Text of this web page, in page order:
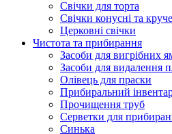
Свічки для торта
Свічки конусні та
Церковні свічки
Чистота та прибирання
Засоби для вигрібних
Засоби для видалення
Олівець для праски
Прибиральний
Прочищення труб
Серветки для
Синька